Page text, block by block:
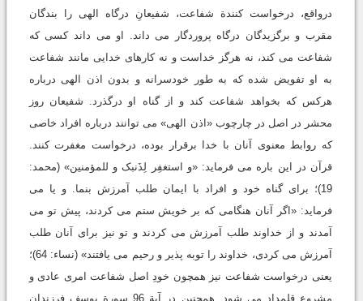
درواقع، درخواست کنندة شفاعت، شفیعانِ درگاه الهی را بندگان
مقرب و برگزیدگان درگاه پروردگار می داند. او می داند کسی که
شفاعت می کند، نه هرگز خداست و نه کارهای خدایی مانند شفاعت
به او تفویض شده که به طور خودسرانه و بدون اذن الهی درباره
هرکس که بخواهد شفاعت کند و از گناه او درگذرد. شفیعان روز
محشر در اصل در چارچوب «اذن الهی» می توانند درباره افراد خاصی
که روابط معنوی آنان با خدا برقرار بوده، درخواست مغفرت کنند.
قرآن در این باره می فرماید: «و استغفِر لِذَنبک و للمؤمنین» (محمد:
19)؛ برای گناه خود و افراد با ایمان طلب آمرزش بنما. و یا می
فرماید: «اگر آنان هنگامی که بر خویش ستم می کردند، پیش تو می
آمدند و از خداوند طلب آمرزش می کردند و تو نیز برای آنان طلب
آمرزش می کردی، خداوند را توبه پذیر و رحیم می یافتند» (نساء: 64)؛
یعنی درخواست شفاعت نیز همچون خودِ اصل شفاعت امری عادی و
مشروع قلمداد می شود. همچنین در آیة 96 سورة یوسف فرزندان